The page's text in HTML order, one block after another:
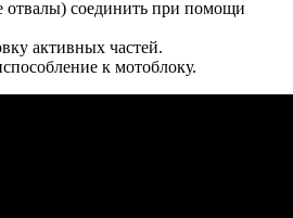
соединить при помощи
активных частей.
к мотоблоку.